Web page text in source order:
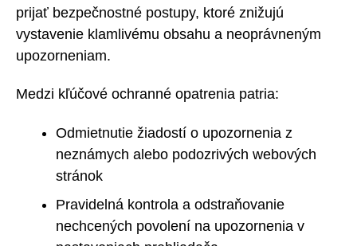
prijať bezpečnostné postupy, ktoré znižujú
vystavenie klamlivému obsahu a neoprávneným
upozorneniam.
Medzi kľúčové ochranné opatrenia patria:
Odmietnutie žiadostí o upozornenia z
neznámych alebo podozrivých webových
stránok
Pravidelná kontrola a odstraňovanie
nechcených povolení na upozornenia v